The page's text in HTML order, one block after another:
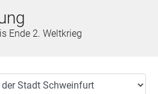
Ende 2. Weltkrieg